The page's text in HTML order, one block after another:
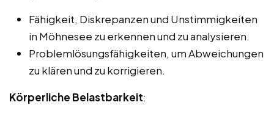
Fähigkeit, Diskrepanzen und Unstimmigkeiten
in Möhnesee zu erkennen und zu analysieren.
Problemlösungsfähigkeiten, um Abweichungen
zu klären und zu korrigieren.
Körperliche Belastbarkeit: